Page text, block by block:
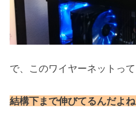
で、このワイヤーネットって
結構下まで伸びてるんだよ